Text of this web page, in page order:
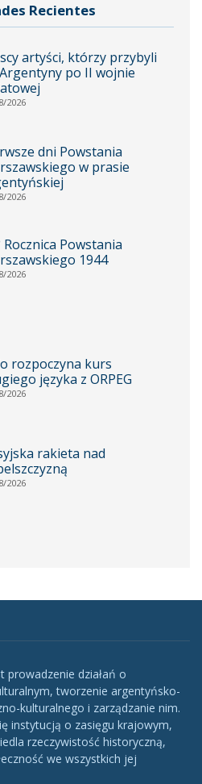
Recientes
artyści, którzy przybyli
po II wojnie
2026
dni Powstania
w prasie
2026
Rocznica Powstania
1944
2026
rozpoczyna kurs
języka z ORPEG
2026
rakieta nad
2026
prowadzenie działań o
tworzenie argentyńsko-
kulturalnego i zarządzanie nim.
instytucją o zasięgu krajowym,
rzeczywistość historyczną,
we wszystkich jej